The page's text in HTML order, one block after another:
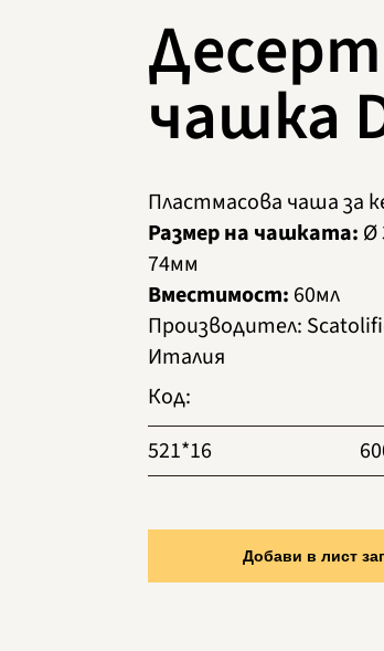
чашка
Пластмасова чаша за
Размер на чашката: Ø
74мм
Вместимост: 60мл
Производител:
Италия
Код:
521*16
Добави в лист